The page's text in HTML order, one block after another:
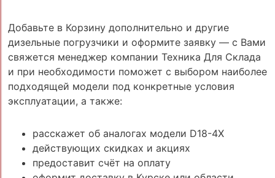
Добавьте в Корзину дополнительно и другие
дизельные погрузчики и оформите заявку — с Вами
свяжется менеджер компании Техника Для Склада
и при необходимости поможет с выбором наиболее
подходящей модели под конкретные условия
эксплуатации, а также:
расскажет об аналогах модели D18-4X
действующих скидках и акциях
предоставит счёт на оплату